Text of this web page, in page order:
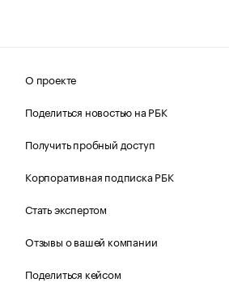
О проекте
Поделиться новостью на РБК
Получить пробный доступ
Корпоративная подписка РБК
Стать экспертом
Отзывы о вашей компании
Поделиться кейсом